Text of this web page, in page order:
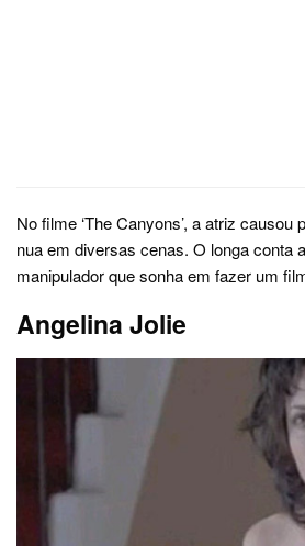
No filme ‘The Canyons’, a atriz causou
nua em diversas cenas. O longa conta
manipulador que sonha em fazer um
Angelina Jolie